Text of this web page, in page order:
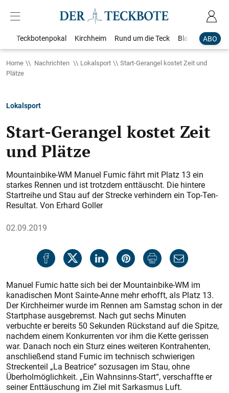
ABO
Teckbotenpokal Kirchheim Rund um die Teck Blaulicht
Home Nachrichten Lokalsport
Start-Gerangel kostet Zeit und
Plätze
Lokalsport
Start-Gerangel kostet Zeit
und Plätze
Mountainbike-WM Manuel Fumic fährt mit Platz 13 ein
starkes Rennen und ist trotzdem enttäuscht. Die hintere
Startreihe und Stau auf der Strecke verhindern ein Top-Ten-
Resultat. Von Erhard Goller
02.09.2019
Manuel Fumic hatte sich bei der Mountainbike-WM im
kanadischen Mont Sainte-Anne mehr erhofft, als Platz 13.
Der Kirchheimer wurde im Rennen am Samstag schon in der
Startphase ausgebremst. Nach gut sechs Minuten
verbuchte er bereits 50 Sekunden Rückstand auf die Spitze,
nachdem einem Konkurrenten vor ihm die Kette gerissen
war. Danach noch ein Sturz eines weiteren Kontrahenten,
anschließend stand Fumic im technisch schwierigen
Streckenteil „La Beatrice“ sozusagen im Stau, ohne
Überholmöglichkeit. „Ein Wahnsinns-Start“, verschaffte er
seiner Enttäuschung im Ziel mit Sarkasmus Luft.